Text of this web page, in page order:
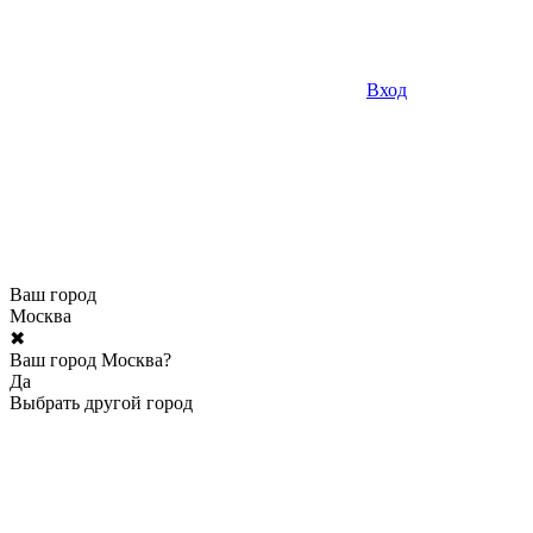
Вход
Ваш город
Москва
✖
Ваш город Москва?
Да
Выбрать другой город